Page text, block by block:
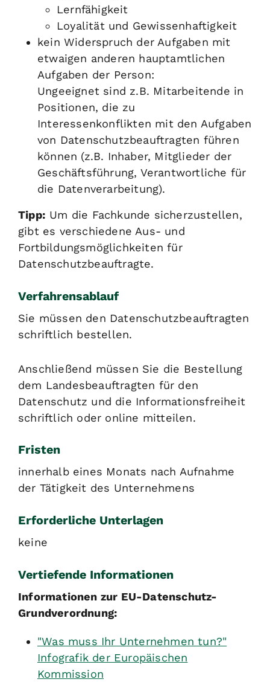
Lernfähigkeit
Loyalität und Gewissenhaftigkeit
kein Widerspruch der Aufgaben mit
etwaigen anderen hauptamtlichen
Aufgaben der Person:
Ungeeignet sind z.B. Mitarbeitende in
Positionen, die zu
Interessenkonflikten mit den Aufgaben
von Datenschutzbeauftragten führen
können (z.B. Inhaber, Mitglieder der
Geschäftsführung, Verantwortliche für
die Datenverarbeitung).
Tipp: Um die Fachkunde sicherzustellen,
gibt es verschiedene Aus- und
Fortbildungsmöglichkeiten für
Datenschutzbeauftragte.
Verfahrensablauf
Sie müssen den Datenschutzbeauftragten
schriftlich bestellen.
Anschließend müssen Sie die Bestellung
dem Landesbeauftragten für den
Datenschutz und die Informationsfreiheit
schriftlich oder online mitteilen.
Fristen
innerhalb eines Monats nach Aufnahme
der Tätigkeit des Unternehmens
Erforderliche Unterlagen
keine
Vertiefende Informationen
Informationen zur EU-Datenschutz-
Grundverordnung:
"Was muss Ihr Unternehmen tun?"
Infografik der Europäischen
Kommission